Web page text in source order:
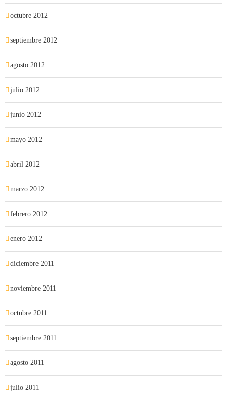
octubre 2012
septiembre 2012
agosto 2012
julio 2012
junio 2012
mayo 2012
abril 2012
marzo 2012
febrero 2012
enero 2012
diciembre 2011
noviembre 2011
octubre 2011
septiembre 2011
agosto 2011
julio 2011